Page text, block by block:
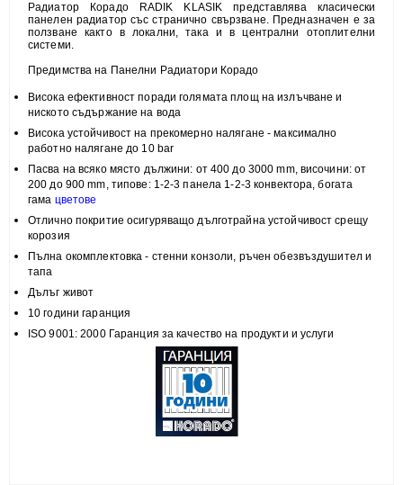
Радиатор Корадо RADIK KLASIK представлява класически
панелен радиатор със странично свързване. Предназначен е за
ползване както в локални, така и в централни отоплителни
системи.
Предимства на Панелни Радиатори Корадо
Висока ефективност поради голямата площ на излъчване и
ниското съдържание на вода
Висока устойчивост на прекомерно налягане - максимално
работно налягане до 10 bar
Пасва на всяко място дължини: от 400 до 3000 mm, височини:от
200 до 900 mm, типове:1-2-3 панела 1-2-3 конвектора, богата
гама цветове
Отлично покритие осигуряващо дълготрайна устойчивост срещу
корозия
Пълна окомплектовка - стенни конзоли, ръчен обезвъздушител и
тапа
Дълъг живот
10 години гаранция
ISO 9001: 2000 Гаранция за качество на продукти и услуги